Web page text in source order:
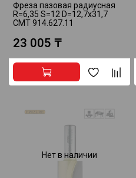
Фреза пазовая радиусная
R=6,35 S=12 D=12,7x31,7
CMT 914.627.11
23 005 ₸
Нет в наличии